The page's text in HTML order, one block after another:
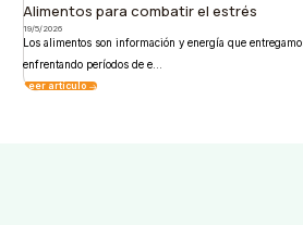
Alimentos para combatir el estrés
19/5/2026
Los alimentos son información y energía que
enfrentando períodos de e...
Leer artículo